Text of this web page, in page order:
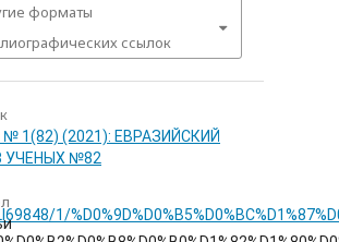
1/
форматы
ссылок
№ 1(82) (2021): ЕВРАЗИЙСКИЙ
УЧЕНЫХ №82